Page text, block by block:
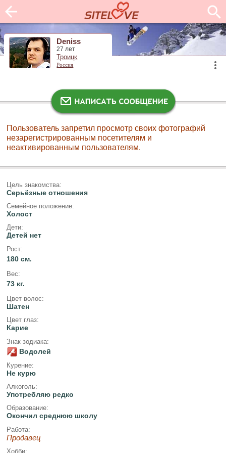
Deniss
27 лет
Троицк
Россия
Пользователь запретил просмотр своих фотографий
незарегистрированным посетителям и
неактивированным пользователям.
Цель знакомства:
Серьёзные отношения
Семейное положение:
Холост
Дети:
Детей нет
Рост:
180 см.
Вес:
73 кг.
Цвет волос:
Шатен
Цвет глаз:
Карие
Знак зодиака:
Водолей
Курение:
Не курю
Алкоголь:
Употребляю редко
Образование:
Окончил среднюю школу
Работа:
Продавец
Хобби: